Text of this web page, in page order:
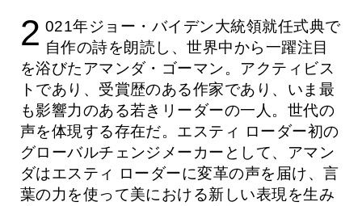
2 021年ジョー・バイデン大統領就任式典で
自作の詩を朗読し、世界中から一躍注目
を浴びたアマンダ・ゴーマン。アクティビス
トであり、受賞歴のある作家であり、いま最
も影響力のある若きリーダーの一人。世代の
声を体現する存在だ。エスティ ローダー初の
グローバルチェンジメーカーとして、アマン
ダはエスティ ローダーに変革の声を届け、言
葉の力を使って美における新しい表現を生み